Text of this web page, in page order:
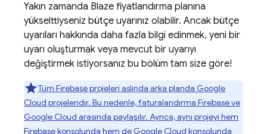
Yakın zamanda Blaze fiyatlandırma planına
yükselttiyseniz bütçe uyarınız olabilir. Ancak bütçe
uyarıları hakkında daha fazla bilgi edinmek, yeni bir
uyarı oluşturmak veya mevcut bir uyarıyı
değiştirmek istiyorsanız bu bölüm tam size göre!
Tüm Firebase projeleri aslında arka planda Google
Cloud projeleridir. Bu nedenle, faturalandırma Firebase ve
Google Cloud arasında paylaşılır. Ayrıca, aynı projeyi hem
Firebasekonsolunda hem de Google Cloud konsolunda